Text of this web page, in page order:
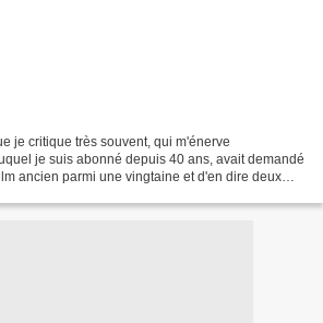
je critique très souvent, qui m'énerve
je suis abonné depuis 40 ans, avait demandé
ancien parmi une vingtaine et d'en dire deux